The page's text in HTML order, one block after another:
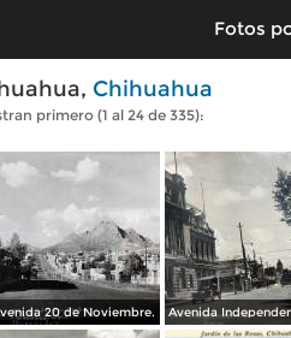
Fotos
Chihuahua
primero (1 al 24 de 335):
20 de Noviembre.